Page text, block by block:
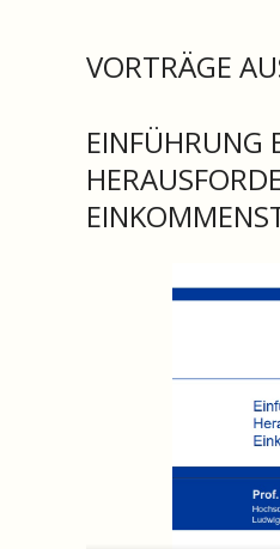
VORTRÄGE
EINFÜHRUNG